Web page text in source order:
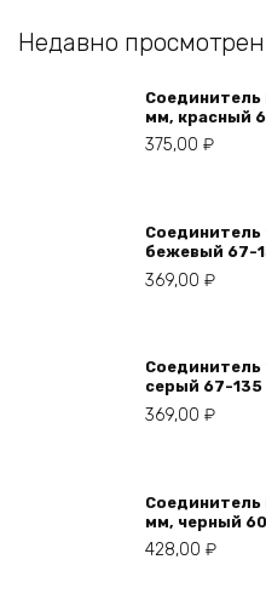
Недавно
Соединитель
мм, краcный
375,00 ₽
Соединитель
бежевый 67-
369,00 ₽
Соединитель
серый 67-135
369,00 ₽
Соединитель
мм, черный
428,00 ₽